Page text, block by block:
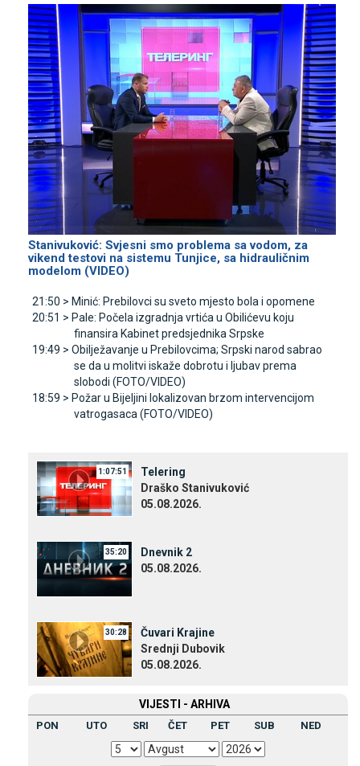
Stanivuković: Svjesni smo problema sa vodom, za
vikend testovi na sistemu Tunjice, sa hidrauličnim
modelom (VIDEO)
21:50 > Minić: Prebilovci su sveto mjesto bola i opomene
20:51 > Pale: Počela izgradnja vrtića u Obilićevu koju
finansira Kabinet predsjednika Srpske
19:49 > Obilježavanje u Prebilovcima; Srpski narod sabrao
se da u molitvi iskaže dobrotu i ljubav prema
slobodi (FOTO/VIDEO)
18:59 > Požar u Bijeljini lokalizovan brzom intervencijom
vatrogasaca (FOTO/VIDEO)
1:07:51
Telering
Draško Stanivuković
05.08.2026.
35:20
Dnevnik 2
05.08.2026.
30:28
Čuvari Krajine
Srednji Dubovik
05.08.2026.
VIЈESTI - ARHIVA
PON UTO SRI ČET PET SUB NED